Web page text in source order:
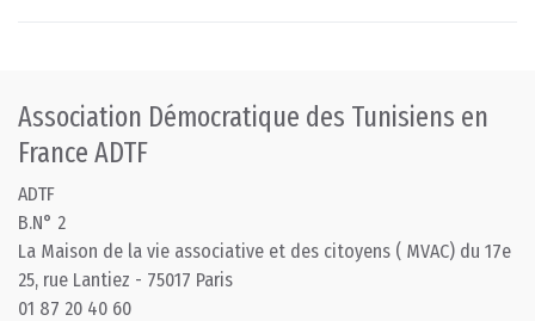
Association Démocratique des Tunisiens en
France ADTF
ADTF
B.N° 2
La Maison de la vie associative et des citoyens ( MVAC) du 17e
25, rue Lantiez - 75017 Paris
01 87 20 40 60